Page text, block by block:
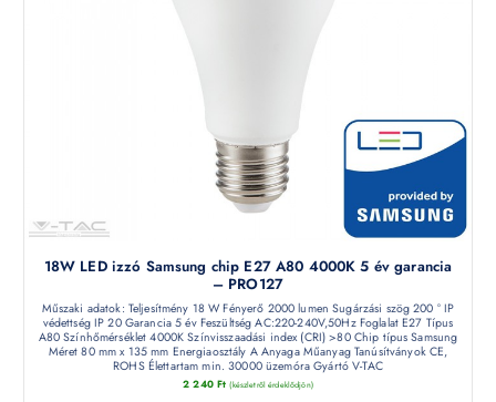
18W LED izzó Samsung chip E27 A80 4000K 5 év garancia
– PRO127
Műszaki adatok: Teljesítmény 18 W Fényerő 2000 lumen Sugárzási szög 200 ° IP
védettség IP 20 Garancia 5 év Feszültség AC:220-240V,50Hz Foglalat E27 Típus
A80 Színhőmérséklet 4000K Színvisszaadási index (CRI) >80 Chip típus Samsung
Méret 80 mm x 135 mm Energiaosztály A Anyaga Műanyag Tanúsítványok CE,
ROHS Élettartam min. 30000 üzemóra Gyártó V-TAC
2 240 Ft (készletről érdeklődjön)